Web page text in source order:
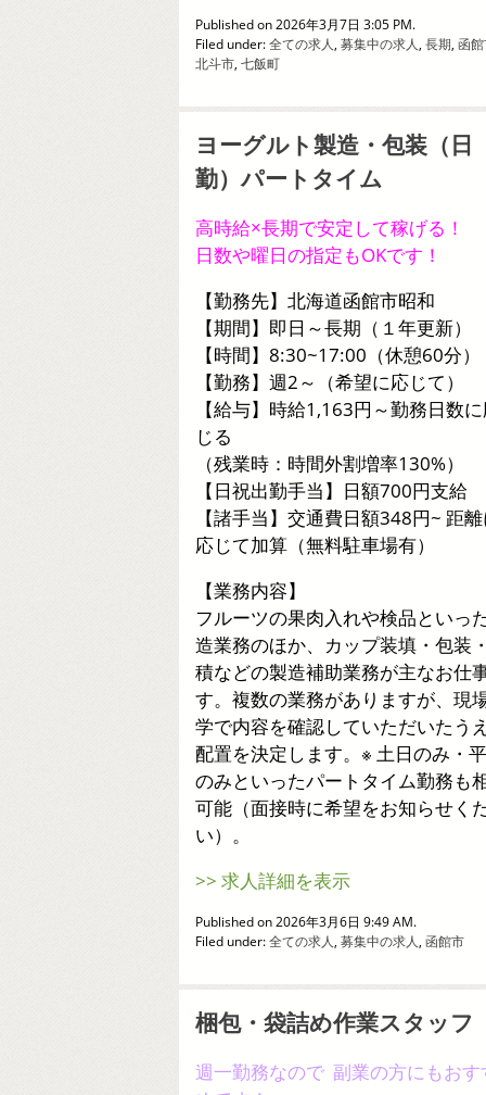
Published on 2026年3月7日 3:05 PM.
Filed under:全ての求人, 募集中の求人, 長期, 函
北斗市, 七飯町
ヨーグルト製造・包装（日
勤）パートタイム
高時給×長期で安定して稼げる！
日数や曜日の指定もOKです！
【勤務先】北海道函館市昭和
【期間】即日～長期（１年更新）
【時間】8:30~17:00（休憩60分）
【勤務】週2～（希望に応じて）
【給与】時給1,163円～勤務日数
じる
（残業時：時間外割増率130%）
【日祝出勤手当】日額700円支給
【諸手当】交通費日額348円~ 距
応じて加算（無料駐車場有）
【業務内容】
フルーツの果肉入れや検品といっ
造業務のほか、カップ装填・包装
積などの製造補助業務が主なお仕
す。複数の業務がありますが、現
学で内容を確認していただいたう
配置を決定します。※ 土日のみ・
のみといったパートタイム勤務も
可能（面接時に希望をお知らせく
い）。
>> 求人詳細を表示
Published on 2026年3月6日 9:49 AM.
Filed under:全ての求人, 募集中の求人, 函館市
梱包・袋詰め作業スタッフ
週一勤務なので 副業の方にもおす